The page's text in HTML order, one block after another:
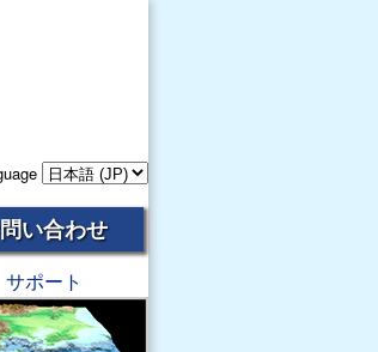
い合わせ
サポート